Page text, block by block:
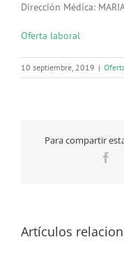
Dirección Médica:
Oferta laboral
10 septiembre, 2019 |
Para compartir
Artículos